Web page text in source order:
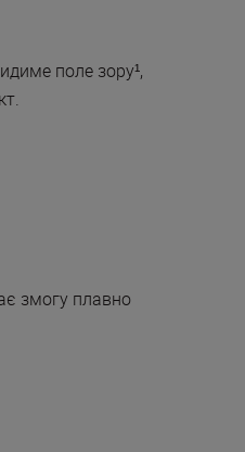
поле зору¹,
змогу плавно